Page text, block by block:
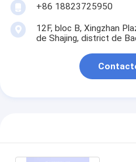
+86 18823725950
12F, bloc B, Xingzhan
de Shajing, district de